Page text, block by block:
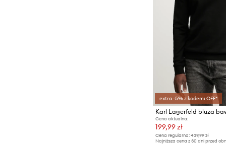
extra -5% z kodem: OFF*
Karl Lagerfeld bluza
Cena aktualna:
199,99 zł
Cena regularna: 439,99 zł
Najniższa cena z 30 dni przed